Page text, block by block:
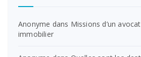
Anonyme dans Missions d’un
immobilier